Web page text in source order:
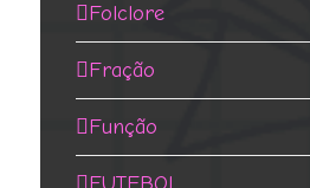
Folclore
Fração
Função